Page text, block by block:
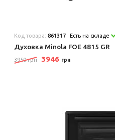
Код товара:861317 Есть на складе
Духовка Minola FOE 4815 GR
3950 грн 3946 грн